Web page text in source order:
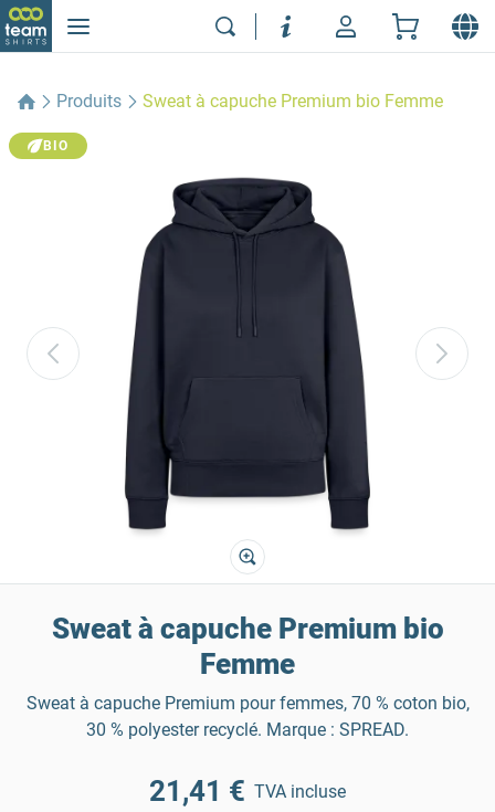
Produits Sweat à capuche Premium bio Femme
BIO
Sweat à capuche Premium bio
Femme
Sweat à capuche Premium pour femmes, 70 % coton bio,
30 % polyester recyclé. Marque : SPREAD.
21,41 € TVA incluse